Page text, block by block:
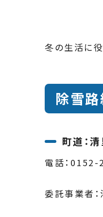
冬の生活に
除雪
町道：
電話：
委託事業者